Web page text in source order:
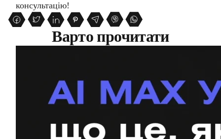
консультацію!
Варто прочитати